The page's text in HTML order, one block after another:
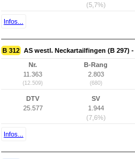
(5,7%)
Infos...
B 312 AS westl. Neckartailfingen (B 297)
Nr.
11.363
(12.509)
B-Rang
2.803
(680)
DTV
25.577
SV
1.944
(7,6%)
Infos...